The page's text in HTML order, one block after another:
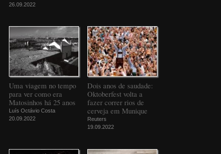
26.09.2022
Uma viagem no tempo
para ver como era
Matosinhos há 25 anos
Luís Octávio Costa
20.09.2022
Dois anos de saudade:
Oktoberfest volta a
fazer correr rios de
cerveja em Munique
Reuters
19.09.2022